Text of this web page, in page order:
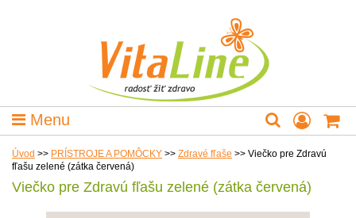
Menu
Úvod >> PRÍSTROJE A POMÔCKY >> Zdravé fľaše >> Viečko pre Zdravú
fľašu zelené (zátka červená)
Viečko pre Zdravú fľašu zelené (zátka červená)